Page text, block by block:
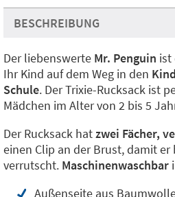
BESCHREIBUNG
Der liebenswerte Mr. Penguin ist
Ihr Kind auf dem Weg in den
Schule. Der Trixie-Rucksack ist
Mädchen im Alter von 2 bis 5
Der Rucksack hatzwei Fächer,
einen Clip an der Brust, damit
verrutscht. Maschinenwaschbar
Außenseite aus